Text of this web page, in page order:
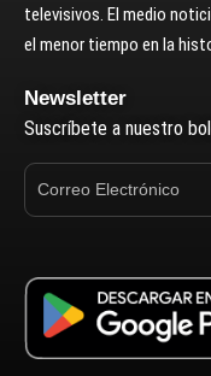
televisivos. El medio
el menor tiempo en la
Newsletter
Suscríbete a nuestro